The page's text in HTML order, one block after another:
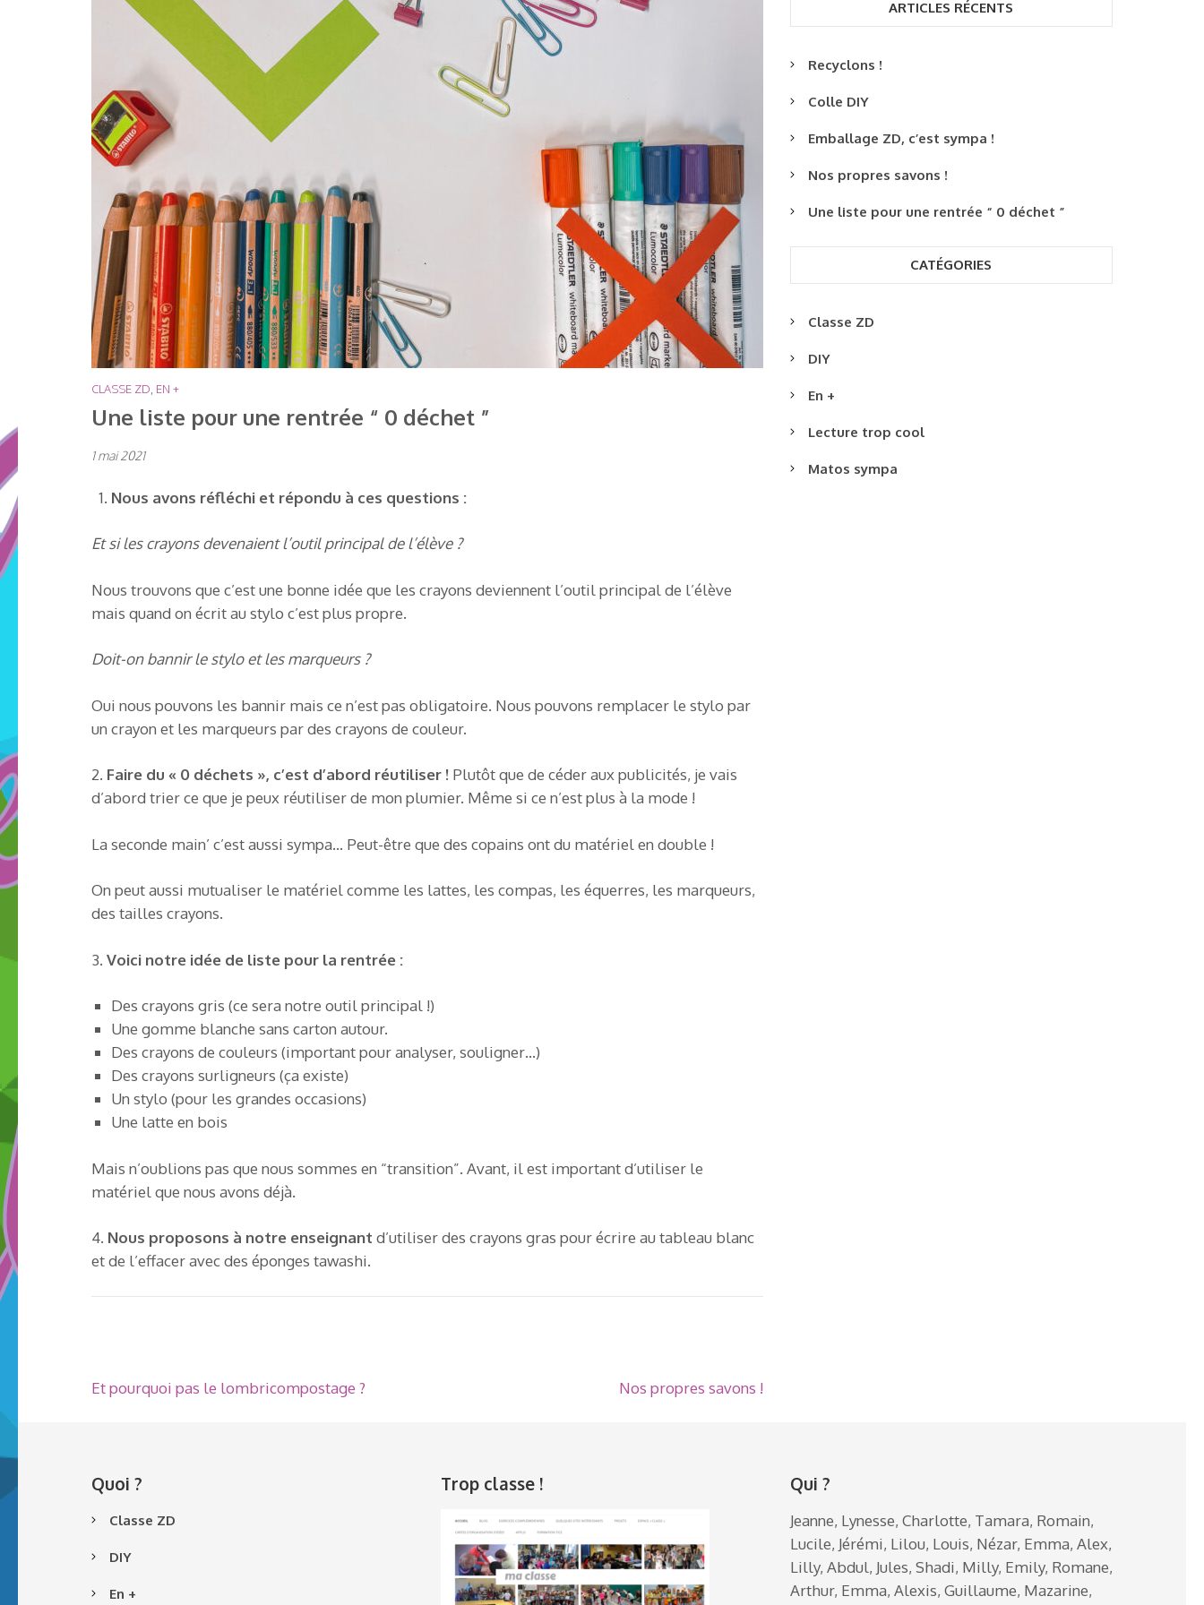
CLASSE ZD EN +
Une liste pour une rentrée “ 0 déchet ”
1 mai 2021
Nous avons réfléchi et répondu à ces questions :
Et si les crayons devenaient l’outil principal de l’élève ?
Nous trouvons que c’est une bonne idée que les crayons deviennent l’outil principal de l’élève
mais quand on écrit au stylo c’est plus propre.
Doit-on bannir le stylo et les marqueurs ?
Oui nous pouvons les bannir mais ce n’est pas obligatoire. Nous pouvons remplacer le stylo par
un crayon et les marqueurs par des crayons de couleur.
2. Faire du « 0 déchets », c’est d’abord réutiliser ! Plutôt que de céder aux publicités, je vais
d’abord trier ce que je peux réutiliser de mon plumier. Même si ce n’est plus à la mode !
La seconde main’ c’est aussi sympa… Peut-être que des copains ont du matériel en double !
On peut aussi mutualiser le matériel comme les lattes, les compas, les équerres, les marqueurs,
des tailles crayons.
3. Voici notre idée de liste pour la rentrée :
Des crayons gris (ce sera notre outil principal !)
Une gomme blanche sans carton autour.
Des crayons de couleurs (important pour analyser, souligner…)
Des crayons surligneurs (ça existe)
Un stylo (pour les grandes occasions)
Une latte en bois
Mais n’oublions pas que nous sommes en “transition”. Avant, il est important d’utiliser le
matériel que nous avons déjà.
4. Nous proposons à notre enseignant d’utiliser des crayons gras pour écrire au tableau blanc
et de l’effacer avec des éponges tawashi.
Navigation
Et pourquoi pas le lombricompostage ? Nos propres savons !
ARTICLES RÉCENTS
Recyclons !
Colle DIY
Emballage ZD, c’est sympa !
Nos propres savons !
Une liste pour une rentrée “ 0 déchet ”
CATÉGORIES
Classe ZD
DIY
En +
Lecture trop cool
Matos sympa
Quoi ?
Classe ZD
DIY
En +
Trop classe ! Qui ?
Jeanne, Lynesse, Charlotte, Tamara, Romain,
Lucile, Jérémi, Lilou, Louis, Nézar, Emma, Alex,
Lilly, Abdul, Jules, Shadi, Milly, Emily, Romane,
Arthur, Emma, Alexis, Guillaume, Mazarine,